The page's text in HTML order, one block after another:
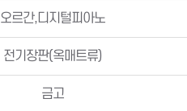
오르간,디지털피아노
전기장판(옥매트류)
금고